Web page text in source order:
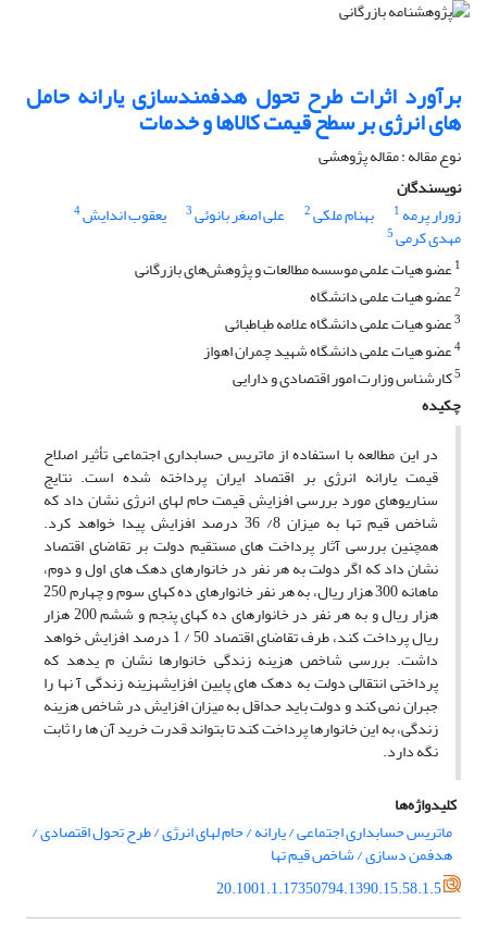
برآورد اثرات طرح تحول هدفمندسازی یارانه حامل
های انرژی بر سطح قیمت کالاها و خدمات
نوع مقاله : مقاله پژوهشی
نویسندگان
زورار پرمه 1 بهنام ملکی2 علی اصغر بانوئی3 یعقوب اندایش4
مهدی کرمی5
1عضو هیات علمی موسسه مطالعات و پژوهش‌های بازرگانی
2عضو هیات علمی دانشگاه
3عضو هیات علمی دانشگاه علامه طباطبائی
4عضو هیات علمی دانشگاه شهید چمران اهواز
5کارشناس وزارت امور اقتصادی و دارایی
چکیده
در این مطالعه با استفاده از ماتریس حسابداری اجتماعی تأثیر اصلاح
قیمت یارانه انرژی بر اقتصاد ایران پرداخته شده است. نتایج
سناریوهای مورد بررسی افزایش قیمت حام لهای انرژی نشان داد که
شاخص قیم تها به میزان 8/ 36 درصد افزایش پیدا خواهد کرد.
همچنین بررسی آثار پرداخت های مستقیم دولت بر تقاضای اقتصاد
نشان داد که اگر دولت به هر نفر در خانوارهای دهک های اول و دوم،
ماهانه 300 هزار ریال، به هر نفر خانوارهای ده کهای سوم و چهارم 250
هزار ریال و به هر نفر در خانوارهای ده کهای پنجم و ششم 200 هزار
ریال پرداخت کند، طرف تقاضای اقتصاد 50 / 1 درصد افزایش خواهد
داشت. بررسی شاخص هزینه زندگی خانوارها نشان م یدهد که
پرداختی انتقالی دولت به دهک های پایین افزایشهزینه زندگی آ نها را
جبران نمی کند و دولت باید حداقل به میزان افزایش در شاخص هزینه
زندگی، به این خانوارها پرداخت کند تا بتواند قدرت خرید آن ها را ثابت
نگه دارد.
کلیدواژه‌ها
ماتریس حسابداری اجتماعی / یارانه / حام لهای انرژی / طرح تحول اقتصادی /
هدفمن دسازی / شاخص قیم تها
20.1001.1.17350794.1390.15.58.1.5